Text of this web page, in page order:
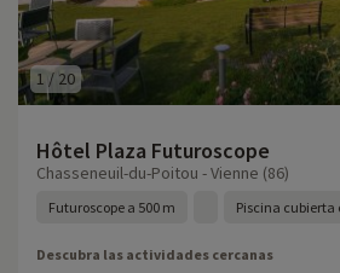
1 / 20
Hôtel Plaza Futuroscope
Chasseneuil-du-Poitou - Vienne (86)
Futuroscope a 500 m Piscina
Descubra las actividades cercanas